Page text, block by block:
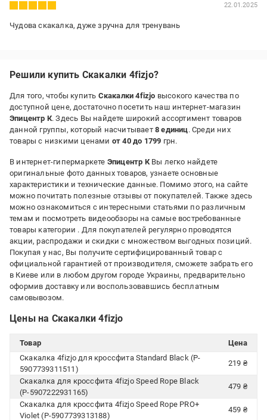
22.01.2025
Чудова скакалка, дуже зручна для тренувань
Решили купить Скакалки 4fizjo?
Для того, чтобы купить Скакалки 4fizjo высокого качества по
доступной цене, достаточно посетить наш интернет-магазин
Эпицентр К. Здесь Вы найдете широкий ассортимент товаров
данной группы, который насчитывает 8 единиц. Среди них
товары с низкими ценами от 40 до 1799 грн.
В интернет-гипермаркете Эпицентр КВы легко найдете
оригинальные фото данных товаров, узнаете основные
характеристики и технические данные. Помимо этого, на сайте
можно почитать полезные отзывы от покупателей. Также здесь
можно ознакомиться с интересными статьями по различным
темам и посмотреть видеообзоры на самые востребованные
товары категории . Для покупателей регулярно проводятся
акции, распродажи и скидки с множеством выгодных позиций.
Покупая у нас, Вы получите сертифицированный товар с
официальной гарантией от производителя, сможете забрать его
в Киеве или в любом другом городе Украины, предварительно
оформив доставку или воспользовавшись бесплатным
самовывозом.
Цены на Скакалки 4fizjo
Товар
Цена
Скакалка 4fizjo для кроссфита Standard Black (P-
5907739311511)
219 ₴
Скакалка для кроссфита 4fizjo Speed ​​Rope Black
(P-5907222931165)
479 ₴
Скакалка для кроссфита 4fizjo Speed Rope PRO+
Violet (P-5907739313188)
459 ₴